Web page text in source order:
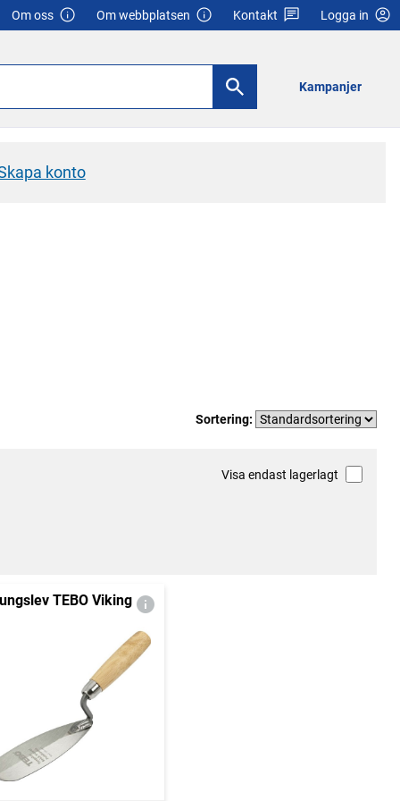
Om oss Om webbplatsen Kontakt Logga in
Kampanjer
konto
Sortering:
Visa endast lagerlagt
TEBO Viking